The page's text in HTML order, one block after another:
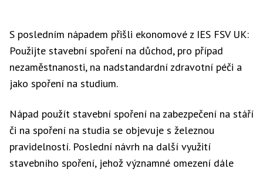
S posledním nápadem přišli ekonomové z IES FSV UK:
Použijte stavební spoření na důchod, pro případ
nezaměstnanosti, na nadstandardní zdravotní péči a
jako spoření na studium.
Nápad použít stavební spoření na zabezpečení na stáří
či na spoření na studia se objevuje s železnou
pravidelností. Poslední návrh na další využití
stavebního spoření, jehož významné omezení dále